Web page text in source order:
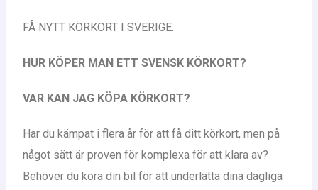
FÅ NYTT KÖRKORT I SVERIGE.
HUR KÖPER MAN ETT SVENSK KÖRKORT?
VAR KAN JAG KÖPA KÖRKORT?
Har du kämpat i flera år för att få ditt körkort, men på
något sätt är proven för komplexa för att klara av?
Behöver du köra din bil för att underlätta dina dagliga